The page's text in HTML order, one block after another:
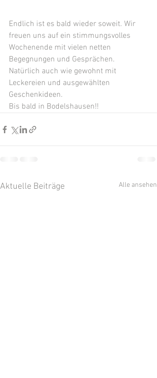
Endlich ist es bald wieder soweit. Wir
freuen uns auf ein stimmungsvolles
Wochenende mit vielen netten
Begegnungen und Gesprächen.
Natürlich auch wie gewohnt mit
Leckereien und ausgewählten
Geschenkideen.
Bis bald in Bodelshausen!!
Aktuelle Beiträge Alle ansehen